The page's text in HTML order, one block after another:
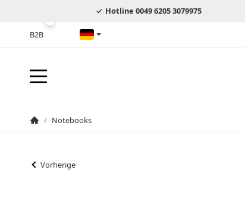
Hotline 0049 6205 3079975
B2B Deutsch
/ Notebooks
Vorherige